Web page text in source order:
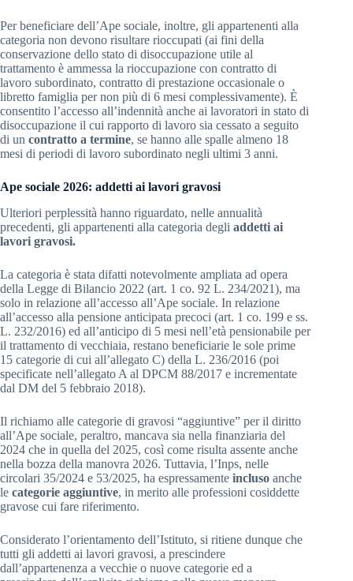
Per beneficiare dell’Ape sociale, inoltre, gli appartenenti alla
categoria non devono risultare rioccupati (ai fini della
conservazione dello stato di disoccupazione utile al
trattamento è ammessa la rioccupazione con contratto di
lavoro subordinato, contratto di prestazione occasionale o
libretto famiglia per non più di 6 mesi complessivamente). È
consentito l’accesso all’indennità anche ai lavoratori in stato di
disoccupazione il cui rapporto di lavoro sia cessato a seguito
di un contratto a termine, se hanno alle spalle almeno 18
mesi di periodi di lavoro subordinato negli ultimi 3 anni.
Ape sociale 2026: addetti ai lavori gravosi
Ulteriori perplessità hanno riguardato, nelle annualità
precedenti, gli appartenenti alla categoria degli addetti ai
lavori gravosi.
La categoria è stata difatti notevolmente ampliata ad opera
della Legge di Bilancio 2022 (art. 1 co. 92 L. 234/2021), ma
solo in relazione all’accesso all’Ape sociale. In relazione
all’accesso alla pensione anticipata precoci (art. 1 co. 199 e ss.
L. 232/2016) ed all’anticipo di 5 mesi nell’età pensionabile per
il trattamento di vecchiaia, restano beneficiarie le sole prime
15 categorie di cui all’allegato C) della L. 236/2016 (poi
specificate nell’allegato A al DPCM 88/2017 e incrementate
dal DM del 5 febbraio 2018).
Il richiamo alle categorie di gravosi “aggiuntive” per il diritto
all’Ape sociale, peraltro, mancava sia nella finanziaria del
2024 che in quella del 2025, così come risulta assente anche
nella bozza della manovra 2026. Tuttavia, l’Inps, nelle
circolari 35/2024 e 53/2025, ha espressamente incluso anche
le categorie aggiuntive, in merito alle professioni cosiddette
gravose cui fare riferimento.
Considerato l’orientamento dell’Istituto, si ritiene dunque che
tutti gli addetti ai lavori gravosi, a prescindere
dall’appartenenza a vecchie o nuove categorie ed a